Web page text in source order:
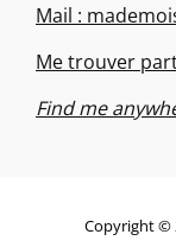
Mail :
Me trouver
Find me
Copyright ©